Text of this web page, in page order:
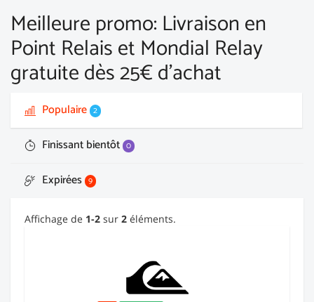
Meilleure promo: Livraison en
Point Relais et Mondial Relay
gratuite dès 25€ d’achat
Populaire 2
Finissant bientôt 0
Expirées 9
Affichage de 1-2 sur 2 éléments.